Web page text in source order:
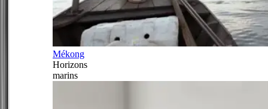
Mékong
Horizons
marins